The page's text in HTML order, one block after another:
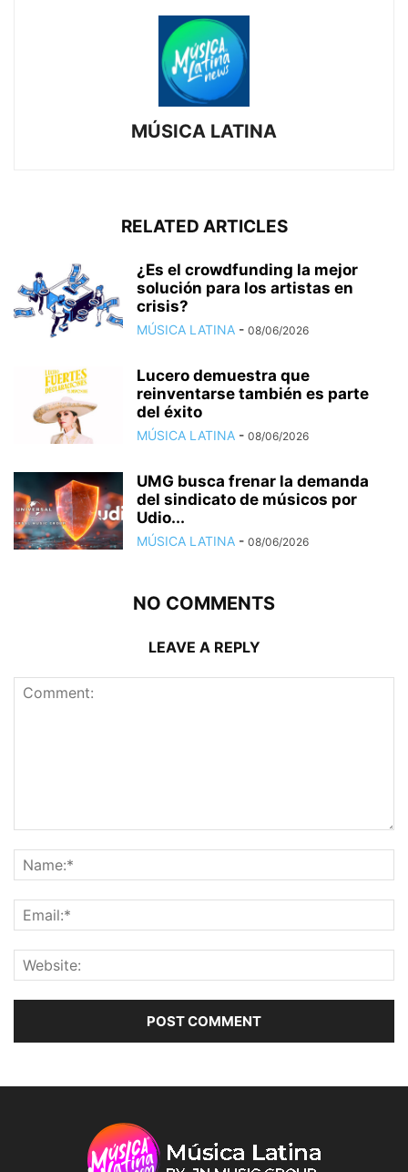
MÚSICA LATINA
RELATED ARTICLES
¿Es el crowdfunding la mejor
solución para los artistas en
crisis?
MÚSICA LATINA - 08/06/2026
Lucero demuestra que
reinventarse también es parte
del éxito
MÚSICA LATINA - 08/06/2026
UMG busca frenar la demanda
del sindicato de músicos por
Udio...
MÚSICA LATINA - 08/06/2026
NO COMMENTS
LEAVE A REPLY